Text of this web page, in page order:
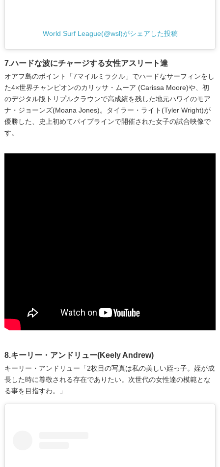
World Surf League(@wsl)がシェアした投稿
7.ハードな波にチャージする女性アスリート達
オアフ島のポイント「7マイルミラクル」でハードなサーフィンをし
た4×世界チャンピオンのカリッサ・ムーア (Carissa Moore)や、初
のデジタル版トリプルクラウンで高成績を残した地元ハワイのモア
ナ・ジョーンズ(Moana Jones)。タイラー・ライト(Tyler Wright)が
優勝した、史上初めてパイプラインで開催された女子の試合映像で
す。
8.キーリー・アンドリュー(Keely Andrew)
キーリー・アンドリュー「2枚目の写真は私の美しい姪っ子。姪が成
長した時に尊敬される存在でありたい。次世代の女性達の模範とな
る事を目指すわ。」